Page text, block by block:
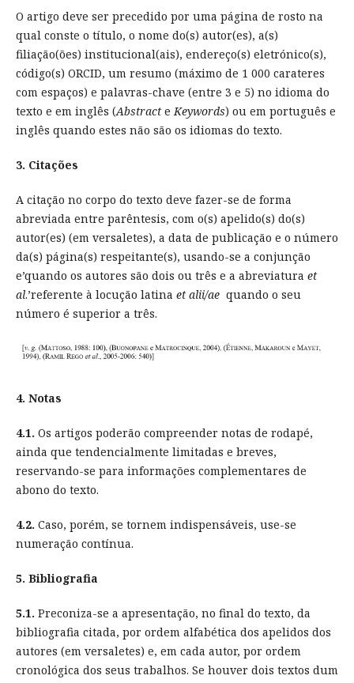
O artigo deve ser precedido por uma página de rosto na
qual conste o título, o nome do(s) autor(es), a(s)
filiação(ões) institucional(ais), endereço(s) eletrónico(s),
código(s) ORCID, um resumo (máximo de 1 000 carateres
com espaços) e palavras-chave (entre 3 e 5) no idioma do
texto e em inglês (AbstracteKeywords) ou em português e
inglês quando estes não são os idiomas do texto.
3. Citações
A citação no corpo do texto deve fazer-se de forma
abreviada entre parêntesis, com o(s) apelido(s) do(s)
autor(es) (em versaletes), a data de publicação e o número
da(s) página(s) respeitante(s), usando-se a conjunção
e’quando os autores são dois ou três e a abreviatura et
al.’referente à locução latina et alii/aequando o seu
número é superior a três.
4. Notas
4.1. Os artigos poderão compreender notas de rodapé,
ainda que tendencialmente limitadas e breves,
reservando-se para informações complementares de
abono do texto.
4.2. Caso, porém, se tornem indispensáveis, use-se
numeração contínua.
5. Bibliografia
5.1. Preconiza-se a apresentação, no final do texto, da
bibliografia citada, por ordem alfabética dos apelidos dos
autores (em versaletes) e, em cada autor, por ordem
cronológica dos seus trabalhos. Se houver dois textos dum